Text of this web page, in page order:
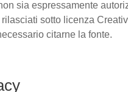
sia espressamente
sotto licenza
citarne la fonte.